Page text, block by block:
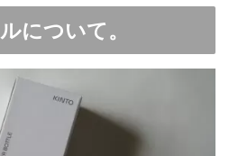
について。